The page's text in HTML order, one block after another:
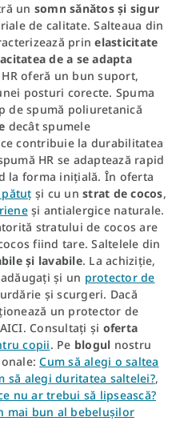
un somn sănătos și sigur
de calitate. Salteaua din
prinelasticitate
de a se adapta
oferă un bun suport,
posturi corecte. Spuma
de spumă poliuretanică
decât spumele
contribuie la durabilitatea
HR se adaptează rapid
la forma inițială. În oferta
și cu un strat de cocos,
și antialergice naturale.
stratului de cocos are
fiind tare. Saltelele din
și lavabile. La achiziție,
și un protector de
și scurgeri. Dacă
un protector de
AICI. Consultați și oferta
copii. Pe blogul nostru
Cum să alegi o saltea
să alegi duritatea saltelei?,
nu ar trebui să lipsească?
mai bun al bebelușilor